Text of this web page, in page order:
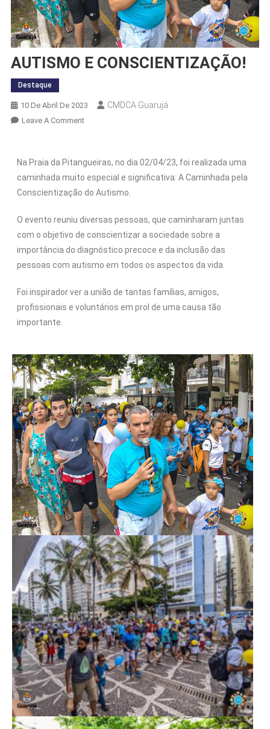
AUTISMO E CONSCIENTIZAÇÃO!
Destaque
10 De Abril De 2023 CMDCA Guarujá
Leave A Comment
Na Praia da Pitangueiras, no dia 02/04/23, foi realizada uma
caminhada muito especial e significativa: A Caminhada pela
Conscientização do Autismo.
O evento reuniu diversas pessoas, que caminharam juntas
com o objetivo de conscientizar a sociedade sobre a
importância do diagnóstico precoce e da inclusão das
pessoas com autismo em todos os aspectos da vida.
Foi inspirador ver a união de tantas famílias, amigos,
profissionais e voluntários em prol de uma causa tão
importante.